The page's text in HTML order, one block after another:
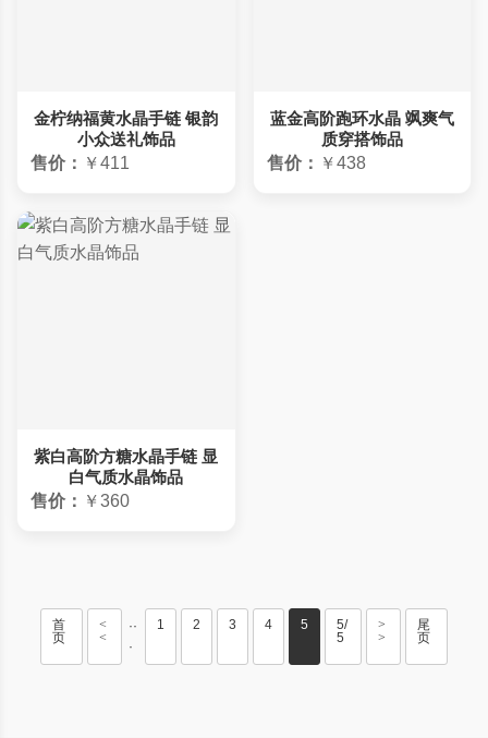
金柠纳福黄水晶手链 银韵
小众送礼饰品
售价： ￥411
蓝金高阶跑环水晶 飒爽气
质穿搭饰品
售价： ￥438
紫白高阶方糖水晶手链 显
白气质水晶饰品
售价： ￥360
首
页
<
<
··
·
1 2 3 4 5
5/
5
>
>
尾
页